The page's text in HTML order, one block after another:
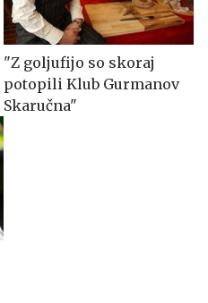
"Z goljufijo so skoraj
potopili Klub Gurmanov
Skaručna"